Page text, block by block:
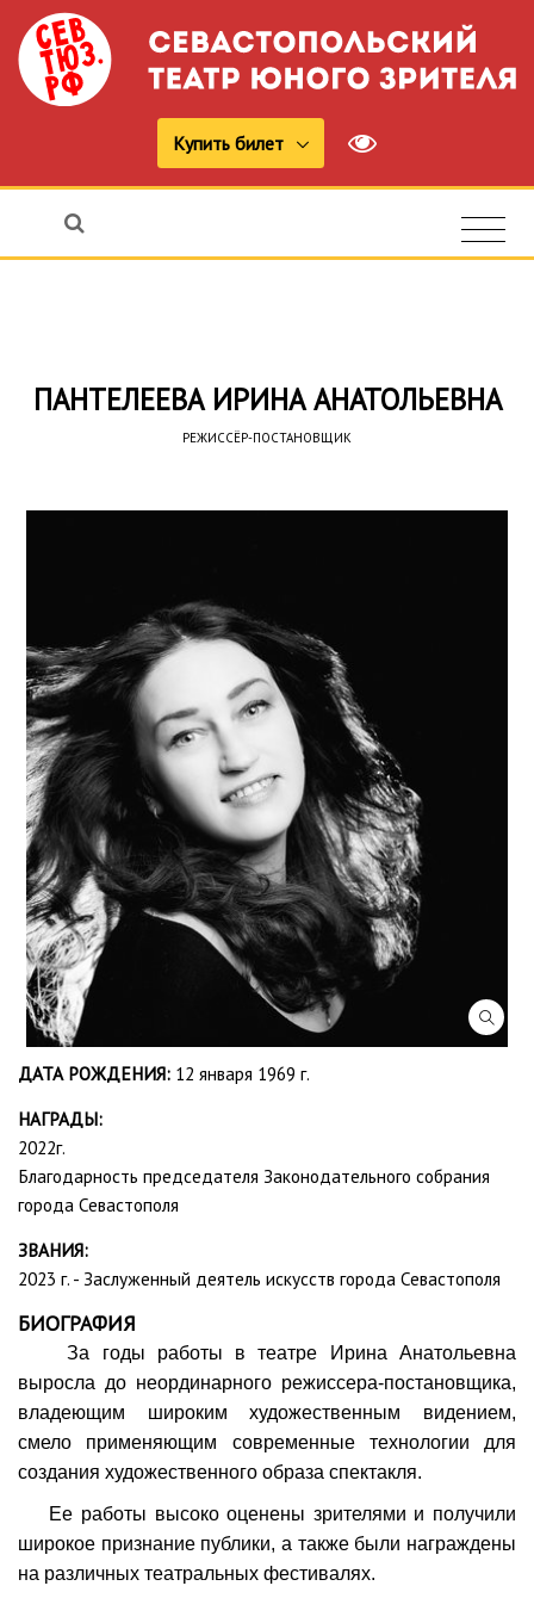
Купить билет
ПАНТЕЛЕЕВА ИРИНА АНАТОЛЬЕВНА
РЕЖИССЁР-ПОСТАНОВЩИК
ДАТА РОЖДЕНИЯ: 12 января 1969 г.
НАГРАДЫ:
2022г.
Благодарность председателя Законодательного собрания
города Севастополя
ЗВАНИЯ:
2023 г. - Заслуженный деятель искусств города Севастополя
БИОГРАФИЯ
За годы работы в театре Ирина Анатольевна
выросла до неординарного режиссера-постановщика,
владеющим широким художественным видением,
смело применяющим современные технологии для
создания художественного образа спектакля.
Ее работы высоко оценены зрителями и получили
широкое признание публики, а также были награждены
на различных театральных фестивалях.